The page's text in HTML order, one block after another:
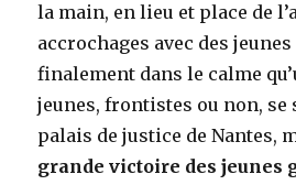
la main, en lieu et place de
accrochages avec des
finalement dans le calme
jeunes, frontistes ou non, se
palais de justice de Nantes,
grande victoire des jeunes